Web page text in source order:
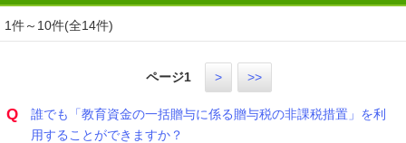
1件～10件(全14件)
ページ1 > >>
Q
誰でも「教育資金の一括贈与に係る贈与税の非課税措置」を利
用することができますか？